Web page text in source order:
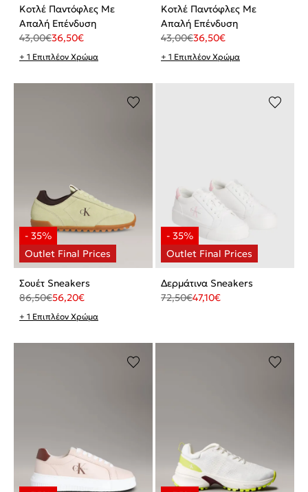
Κοτλέ Παντόφλες Με
Απαλή Επένδυση
43,00€36,50€
+ 1 Επιπλέον Χρώμα
Κοτλέ Παντόφλες Με
Απαλή Επένδυση
43,00€36,50€
+ 1 Επιπλέον Χρώμα
Σουέτ Sneakers
86,50€56,20€
+ 1 Επιπλέον Χρώμα
Δερμάτινα Sneakers
72,50€47,10€